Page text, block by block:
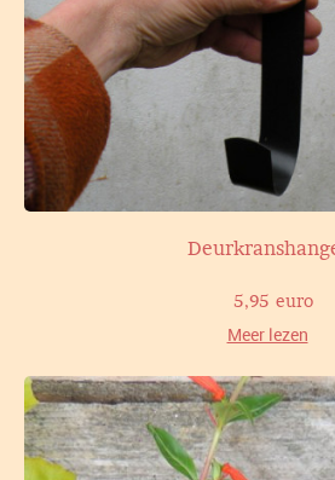
5,95 euro
Meer lezen